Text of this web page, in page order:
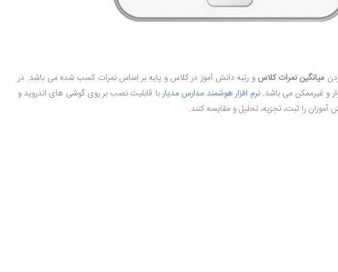
میانگین نمرات کلاس و رتبه دانش آموز در کلاس و پایه بر اساس نمرات کسب شده می باشد. در
و غیرممکن می باشد.نرم افزار هوشمند مدارس مدیاربا قابلیت نصب بر روی گوشی های اندروید و